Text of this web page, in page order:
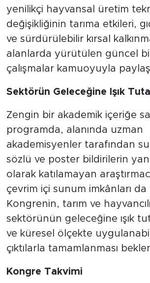
yenilikçi hayvansal üretim
değişikliğinin tarıma etkileri,
ve sürdürülebilir kırsal
alanlarda yürütülen güncel
çalışmalar kamuoyuyla
Sektörün Geleceğine Işık
Zengin bir akademik içeriğe
programda, alanında uzman
akademisyenler tarafından
sözlü ve poster bildirilerin
olarak katılamayan
çevrim içi sunum imkânları da
Kongrenin, tarım ve
sektörünün geleceğine ışık
ve küresel ölçekte
çıktılarla tamamlanması
Kongre Takvimi